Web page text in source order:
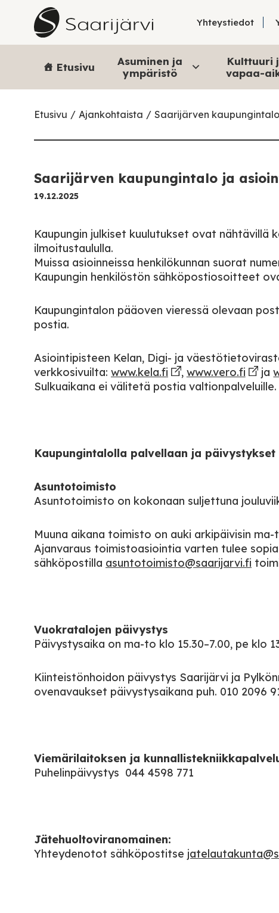
Skip to content
Yhteystiedot
Etusivu
Asuminen ja
ympäristö
Kulttuuri
vapaa-
Etusivu Ajankohtaista Saarijärven kaupungintalo
Saarijärven kaupungintalo ja
19.12.2025
Kaupungin julkiset kuulutukset ovat nähtävillä
ilmoitustaululla.
Muissa asioinneissa henkilökunnan suorat
Kaupungin henkilöstön sähköpostiosoitteet
Kaupungintalon pääoven vieressä olevaan
postia.
Asiointipisteen Kelan, Digi- ja
verkkosivuilta: www.kela.fi , www.vero.fi ja
Sulkuaikana ei välitetä postia valtionpalveluille.
Kaupungintalolla palvellaan ja
Asuntotoimisto
Asuntotoimisto on kokonaan suljettuna
Muuna aikana toimisto on auki arkipäivisin ma-
Ajanvaraus toimistoasiointia varten tulee
sähköpostilla asuntotoimisto@saarijarvi.fi
Vuokratalojen päivystys
Päivystysaika on ma-to klo 15.30–7.00, pe klo
Kiinteistönhoidon päivystys Saarijärvi ja
ovenavaukset päivystysaikana puh. 010 2096
Viemärilaitoksen ja
Puhelinpäivystys 044 4598 771
Jätehuoltoviranomainen:
Yhteydenotot sähköpostitse